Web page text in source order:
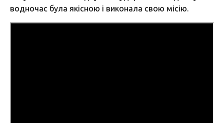
водночас була якісною і виконала свою місію.